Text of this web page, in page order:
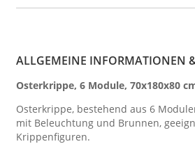
ALLGEMEINE INFORMATIONEN
Osterkrippe, 6 Module, 70x180x80
Osterkrippe, bestehend aus 6
mit Beleuchtung und Brunnen,
Krippenfiguren.